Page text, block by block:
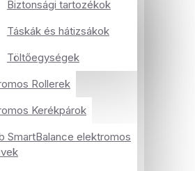
Biztonsági tartozékok
Táskák és hátizsákok
Töltőegységek
Rollerek
Kerékpárok
SmartBalance elektromos